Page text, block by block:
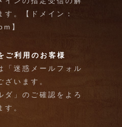
す。【ドメイン：
】
利用のお客様
「迷惑メールフォル
ざいます。
ダ」のご確認をよろ
す。